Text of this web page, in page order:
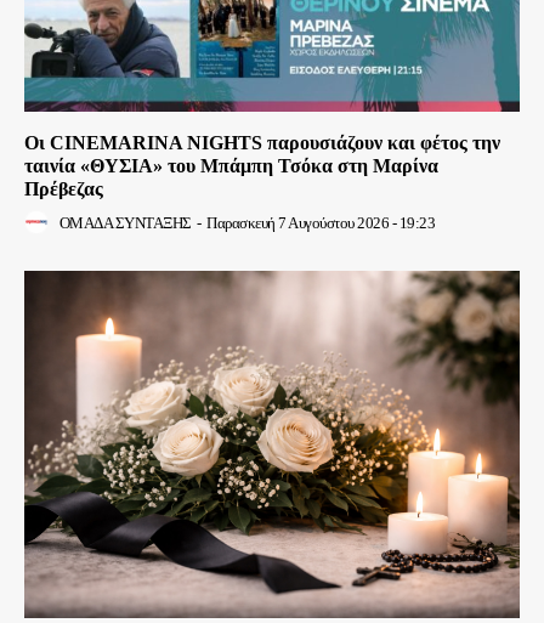
Οι CINEMARINA NIGHTS παρουσιάζουν και φέτος την
ταινία «ΘΥΣΙΑ» του Μπάμπη Τσόκα στη Μαρίνα
Πρέβεζας
ΟΜΑΔΑ ΣΥΝΤΑΞΗΣ - Παρασκευή 7 Αυγούστου 2026 - 19:23